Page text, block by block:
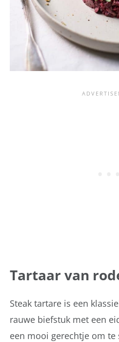
Tartaar van
Steak tartare is een
rauwe biefstuk met een
een mooi gerechtje om te